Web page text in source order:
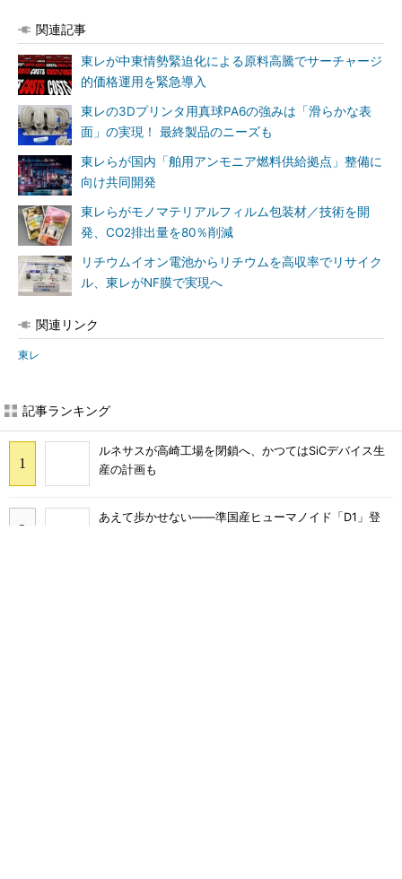
関連記事
東レが中東情勢緊迫化による原料高騰でサーチャージ
的価格運用を緊急導入
東レの3Dプリンタ用真球PA6の強みは「滑らかな表
面」の実現！ 最終製品のニーズも
東レらが国内「舶用アンモニア燃料供給拠点」整備に
向け共同開発
東レらがモノマテリアルフィルム包装材／技術を開
発、CO2排出量を80％削減
リチウムイオン電池からリチウムを高収率でリサイク
ル、東レがNF膜で実現へ
関連リンク
東レ
記事ランキング
ルネサスが高崎工場を閉鎖へ、かつてはSiCデバイス生
産の計画も
あえて歩かせない――準国産ヒューマノイド「D1」登